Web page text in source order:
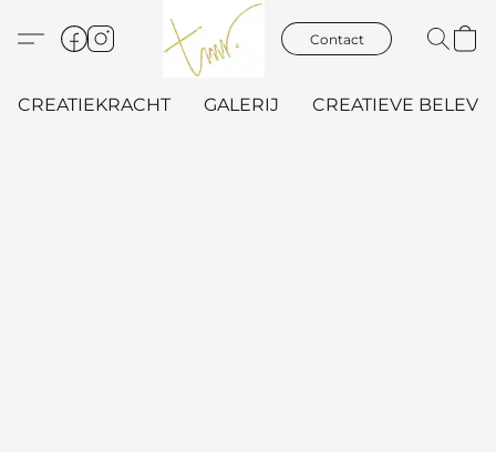
Contact
CREATIEKRACHT GALERIJ CREATIEVE